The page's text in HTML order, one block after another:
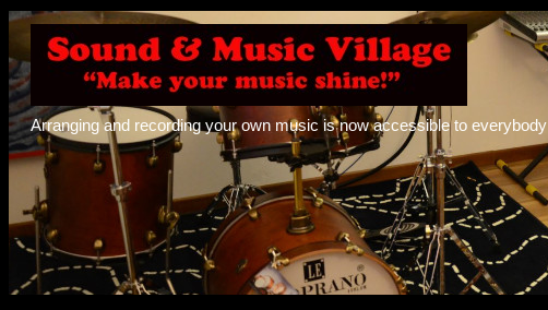
Arranging and recording your own music is now accessible to everybody